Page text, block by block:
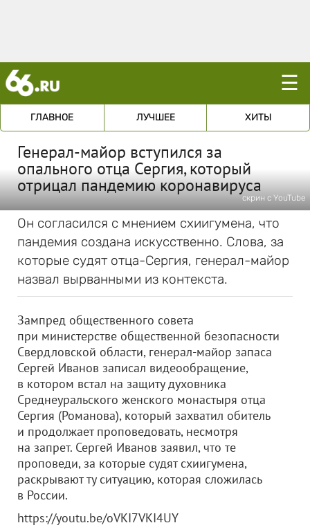
☰
ГЛАВНОЕ ЛУЧШЕЕ ХИТЫ
Генерал-майор вступился за
опального отца Сергия, который
отрицал пандемию коронавируса
скрин с YouTube
Он согласился с мнением схиигумена, что
пандемия создана искусственно. Слова, за
которые судят отца-Сергия, генерал-майор
назвал вырванными из контекста.
Зампред общественного совета
при министерстве общественной безопасности
Свердловской области, генерал-майор запаса
Сергей Иванов записал видеообращение,
в котором встал на защиту духовника
Среднеуральского женского монастыря отца
Сергия (Романова), который захватил обитель
и продолжает проповедовать, несмотря
на запрет. Сергей Иванов заявил, что те
проповеди, за которые судят схиигумена,
раскрывают ту ситуацию, которая сложилась
в России.
https://youtu.be/oVKI7VKI4UY